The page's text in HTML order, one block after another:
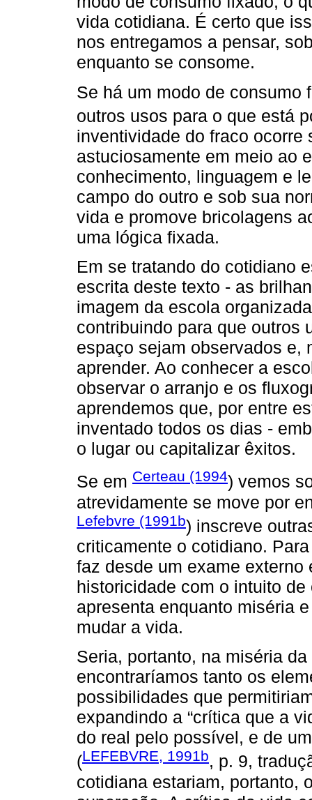
vida cotidiana. É certo que
nos entregamos a pensar,
enquanto se consome.
Se há um modo de consumo
outros usos para o que está
inventividade do fraco
astuciosamente em meio ao
conhecimento, linguagem e
campo do outro e sob sua
vida e promove bricolagens
uma lógica fixada.
Em se tratando do cotidiano
escrita deste texto - as
imagem da escola
contribuindo para que outros
espaço sejam observados e,
aprender. Ao conhecer a
observar o arranjo e os
aprendemos que, por entre
inventado todos os dias -
o lugar ou capitalizar êxitos.
Se em Certeau (1994) vemos
atrevidamente se move por
Lefebvre (1991b) inscreve
criticamente o cotidiano.
faz desde um exame
historicidade com o intuito
apresenta enquanto miséria
mudar a vida.
Seria, portanto, na miséria
encontraríamos tanto os
possibilidades que
expandindo a “crítica que a
do real pelo possível, e de
(LEFEBVRE, 1991b, p. 9,
cotidiana estariam, portanto,